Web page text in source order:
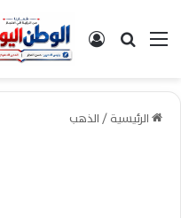
القائمةبحث عن تسجيل الدخول
الرئيسية/الذهب